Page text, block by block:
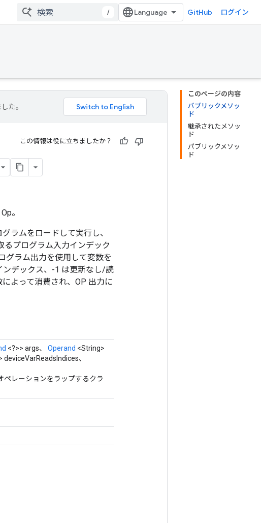
/ GitHub ログイン
このページの内容
パブリックメソッ
ド
継承されたメソッ
ド
パブリックメソッ
ド
た。
この情報は役に立ちましたか？
。
ラムをロードして実行し、
るプログラム入力インデック
グラム出力を使用して変数を
ンデックス、-1 は更新なし/読
よって消費され、OP 出力に
<?>> args、 Operand <String>
、
レーションをラップするクラ